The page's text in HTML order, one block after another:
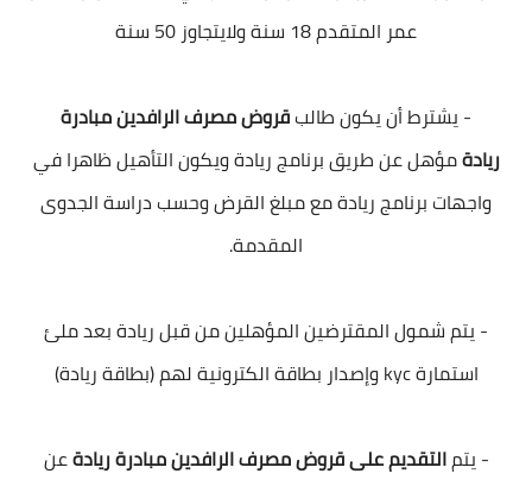
عمر المتقدم 18 سنة ولايتجاوز 50 سنة
- يشترط أن يكون طالبقروض مصرف الرافدين مبادرة
ريادةمؤهل عن طريق برنامج ريادة ويكون التأهيل ظاهرا في
واجهات برنامج ريادة مع مبلغ القرض وحسب دراسة الجدوى
المقدمة.
- يتم شمول المقترضين المؤهلين من قبل ريادة بعد ملئ
استمارة kyc وإصدار بطاقة الكترونية لهم (بطاقة ريادة)
- يتمالتقديم على قروض مصرف الرافدين مبادرة ريادةعن